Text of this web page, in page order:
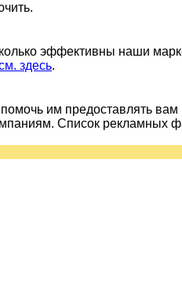
эффективны наши
здесь.
им предоставлять
Список рекламных